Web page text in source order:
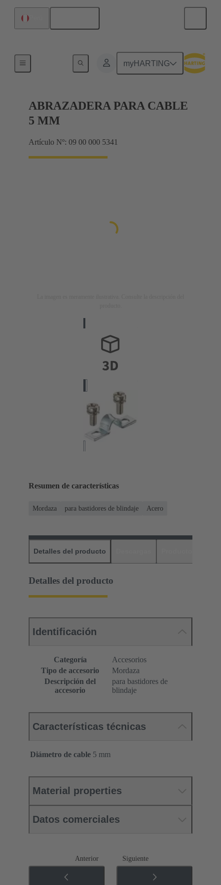
myHARTING
Bastidor de blindaje, bastidores de abrazadera
ABRAZADERA PARA CABLE
5 MM
Artículo Nº: 09 00 000 5341
Resumen de características
Mordaza para bastidores de blindaje Acero
Detalles del producto
Detalles del producto
Identificación
Categoría
Accesorios
Tipo de accesorio
Mordaza
Descripción del
accesorio
para bastidores de
blindaje
Características técnicas
Diámetro de cable 5 mm
Material properties
Datos comerciales
Anterior Siguiente